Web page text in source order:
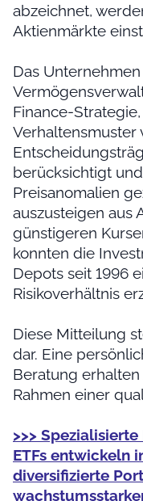
abzeichnet,
Aktienmärkte
Das
Finance-
Verhaltensmuster
berücksichtigt
Preisanomalien
auszusteigen aus
günstigeren
konnten die
Depots seit 1996
Risikoverhältnis
Diese Mitteilung
dar. Eine
Beratung
Rahmen einer
>>>
ETFs entwickeln
diversifizierte